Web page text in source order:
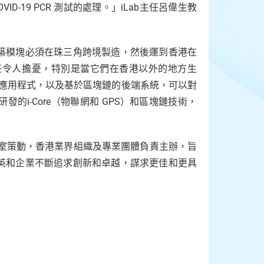
19 PCR 測試的處理。」iLab主任呂偉生教
塊必須在珠三角跨境製造，然後運到香港在
人擔憂，特別是當它們在香港以外的地方生
用程式，以及基於區塊鏈的後端系統，可以對
的i-Core（物聯網和 GPS）和區塊鏈技術，
動，香港業界組織及專業團體負責主辦，旨
企業不斷追求創新和卓越，謀求更佳和更具